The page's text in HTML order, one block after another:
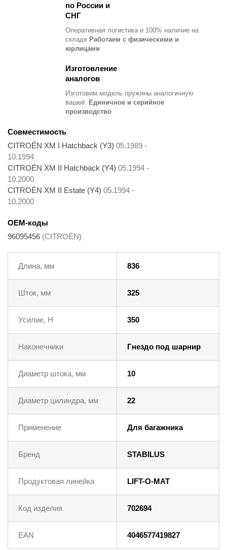
по России и
СНГ
Оперативная логистика и 100% наличие на
складе Работаем с физическими и
юрлицами
Изготовление
аналогов
Изготовим модель пружины аналогичную
вашей. Единичное и серийное
производство
Совместимость
CITROËN XM I Hatchback (Y3) 05.1989 -
10.1994
CITROËN XM II Hatchback (Y4) 05.1994 -
10.2000
CITROËN XM II Estate (Y4) 05.1994 -
10.2000
OEM-коды
96095456 (CITROËN)
Длина, мм 836
Шток, мм 325
Усилие, Н 350
Наконечники Гнездо под шарнир
Диаметр штока, мм 10
Диаметр цилиндра, мм 22
Применение Для багажника
Бренд STABILUS
Продуктовая линейка LIFT-O-MAT
Код изделия 702694
EAN 4046577419827